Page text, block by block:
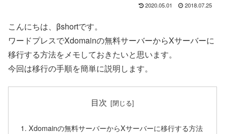
2020.05.01 2018.07.25
こんにちは、βshortです。
ワードプレスでXdomainの無料サーバーからXサーバーに
移行する方法をメモしておきたいと思います。
今回は移行の手順を簡単に説明します。
目次
Xdomainの無料サーバーからXサーバーに移行する方法